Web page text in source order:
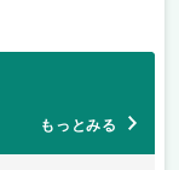
もっとみる